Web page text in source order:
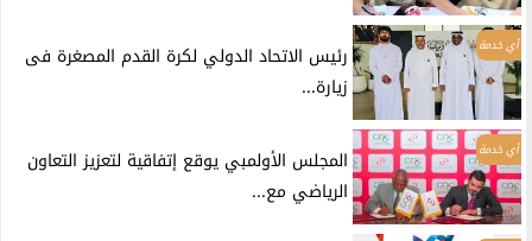
أي خدمة
رئيس الاتحاد الدولي لكرة القدم المصغرة فى
زيارة...
أي خدمة
المجلس الأولمبي يوقع إتفاقية لتعزيز التعاون
الرياضي مع...